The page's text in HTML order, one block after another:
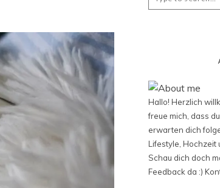
for:
Hallo! Herzlich
freue mich, dass
erwarten dich
Lifestyle, Hochzeit
Schau dich doch
Feedback da :)